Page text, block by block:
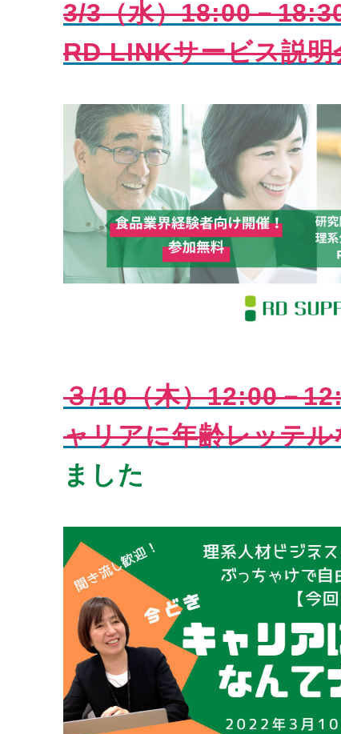
3/3（水）18:00－
RD LINKサービス説明
３/10（木）12:00－
ャリアに年齢レッテ
ました